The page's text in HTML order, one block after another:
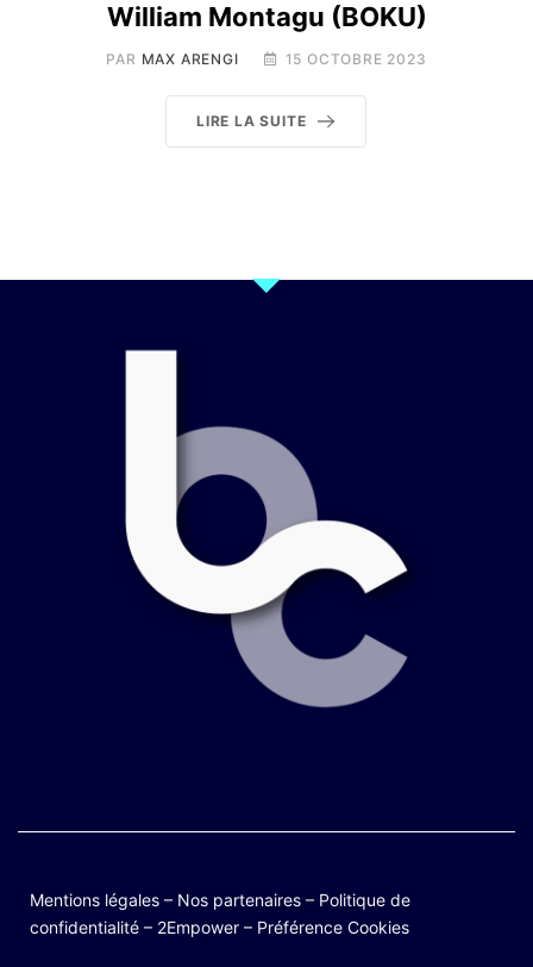
William Montagu (BOKU)
PAR MAX ARENGI 15 OCTOBRE 2023
LIRE LA SUITE
Mentions légales – Nos partenaires – Politique de
confidentialité – 2Empower – Préférence Cookies